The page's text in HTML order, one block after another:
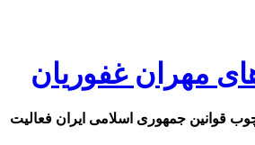
مهران غفوریان
قوانین جمهوری اسلامی ایران فعالیت